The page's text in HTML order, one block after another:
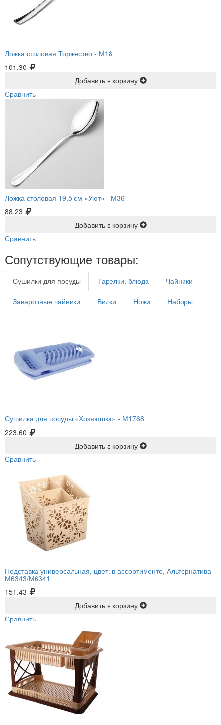
Ложка столовая Торжество - М18
101.30
Добавить в корзину
Сравнить
Ложка столовая 19,5 см «Уют» - М36
88.23
Добавить в корзину
Сравнить
Сопутствующие товары:
Сушилки для посуды Тарелки, блюда Чайники
Заварочные чайники Вилки Ножи Наборы
Сушилка для посуды «Хозяюшка» - М1768
223.60
Добавить в корзину
Сравнить
Подставка универсальная, цвет: в ассортименте, Альтернатива -
М6343/М6341
151.43
Добавить в корзину
Сравнить